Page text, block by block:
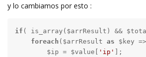
y lo cambiamos por esto :
if ( is_array($arrResult) &&
foreach ($arrResult as $key
        $ip = $value[
'ip'
];